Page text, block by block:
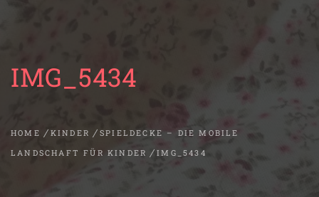
IMG_5434
HOME KINDER
SPIELDECKE – DIE MOBILE
LANDSCHAFT FÜR KINDER
IMG_5434